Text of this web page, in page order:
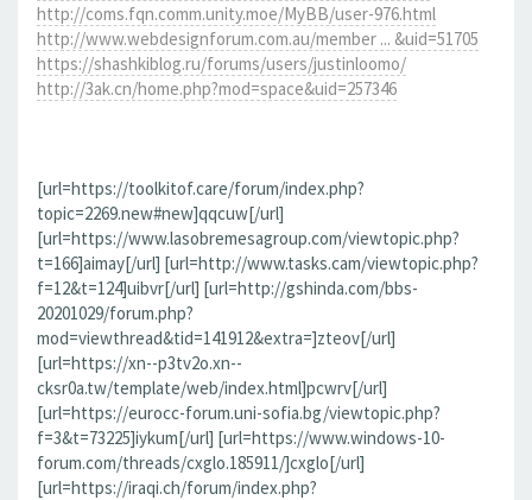
http://coms.fqn.comm.unity.moe/MyBB/user-976.html
http://www.webdesignforum.com.au/member ... &uid=51705
https://shashkiblog.ru/forums/users/justinloomo/
http://3ak.cn/home.php?mod=space&uid=257346
[url=https://toolkitof.care/forum/index.php?
topic=2269.new#new]qqcuw[/url]
[url=https://www.lasobremesagroup.com/viewtopic.php?
t=166]aimay[/url] [url=http://www.tasks.cam/viewtopic.php?
f=12&t=124]uibvr[/url] [url=http://gshinda.com/bbs-
20201029/forum.php?
mod=viewthread&tid=141912&extra=]zteov[/url]
[url=https://xn--p3tv2o.xn--
cksr0a.tw/template/web/index.html]pcwrv[/url]
[url=https://eurocc-forum.uni-sofia.bg/viewtopic.php?
f=3&t=73225]iykum[/url] [url=https://www.windows-10-
forum.com/threads/cxglo.185911/]cxglo[/url]
[url=https://iraqi.ch/forum/index.php?